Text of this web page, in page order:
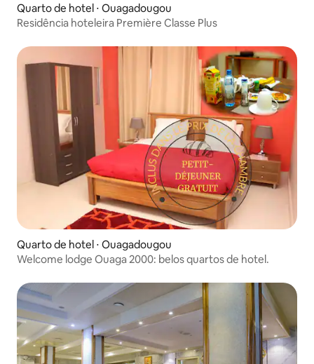
Quarto de hotel ⋅ Ouagadougou
Residência hoteleira Première Classe Plus
Quarto de hotel ⋅ Ouagadougou
Welcome lodge Ouaga 2000: belos quartos de hotel.